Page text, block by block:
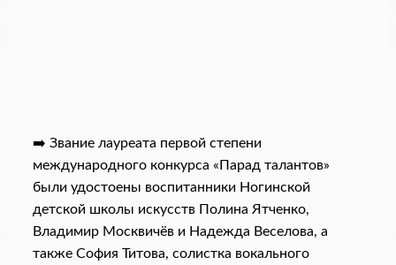
➡️ Звание лауреата первой степени
международного конкурса «Парад талантов»
были удостоены воспитанники Ногинской
детской школы искусств Полина Ятченко,
Владимир Москвичёв и Надежда Веселова, а
также София Титова, солистка вокального